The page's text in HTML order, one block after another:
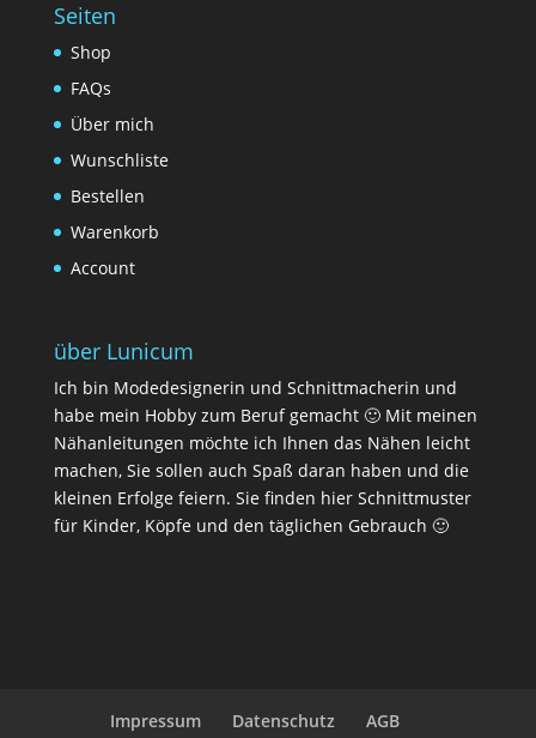
Seiten
Shop
FAQs
Über mich
Wunschliste
Bestellen
Warenkorb
Account
über Lunicum
Ich bin Modedesignerin und Schnittmacherin und
habe mein Hobby zum Beruf gemacht 🙂 Mit meinen
Nähanleitungen möchte ich Ihnen das Nähen leicht
machen, Sie sollen auch Spaß daran haben und die
kleinen Erfolge feiern. Sie finden hier Schnittmuster
für Kinder, Köpfe und den täglichen Gebrauch 🙂
Impressum Datenschutz
AGB